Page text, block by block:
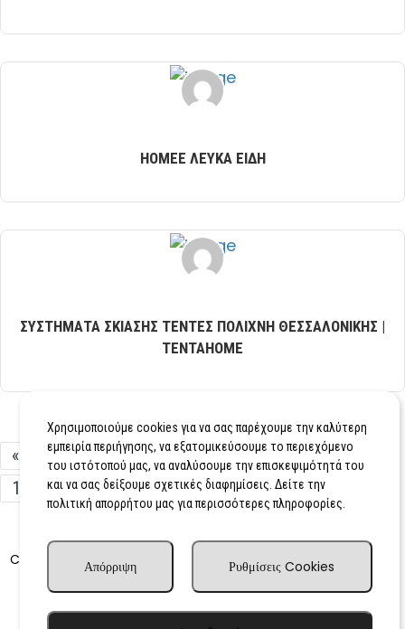
HOMEE ΛΕΥΚΑ ΕΙΔΗ
ΣΥΣΤΗΜΑΤΑ ΣΚΙΑΣΗΣ ΤΕΝΤΕΣ ΠΟΛΙΧΝΗ ΘΕΣΣΑΛΟΝΙΚΗΣ |
TENTAHOME
« 1 2 3 4 5 6 7 8
…
16
17 18 »
Χρησιμοποιούμε cookies για να σας παρέχουμε την καλύτερη
εμπειρία περιήγησης, να εξατομικεύσουμε το περιεχόμενο
του ιστότοπού μας, να αναλύσουμε την επισκεψιμότητά του
και να σας δείξουμε σχετικές διαφημίσεις. Δείτε την
πολιτική απορρήτου μας για περισσότερες πληροφορίες.
Ρυθμίσεις Cookies
Απόρριψη
Copyright © 2010–2025 Advertisingdog.co.uk– All rights
reserved.